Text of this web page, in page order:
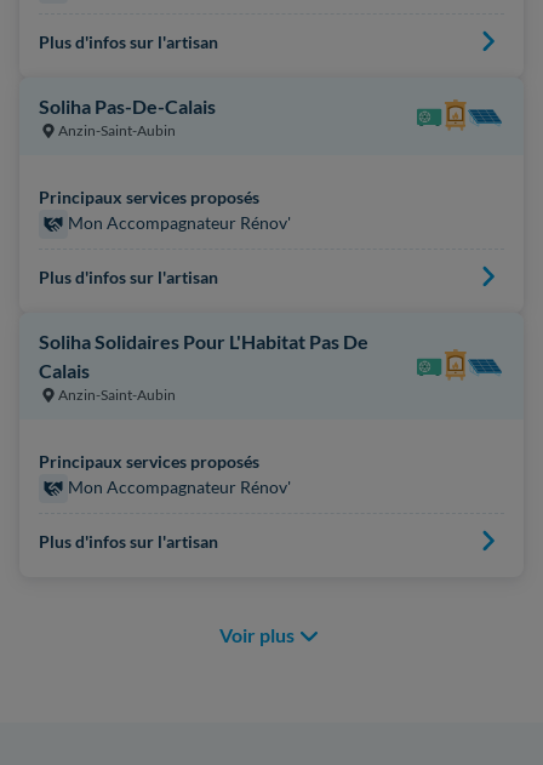
Plus d'infos sur l'artisan
Soliha Pas-De-Calais
Anzin-Saint-Aubin
Principaux services proposés
Mon Accompagnateur Rénov'
Plus d'infos sur l'artisan
Soliha Solidaires Pour L'Habitat Pas De
Calais
Anzin-Saint-Aubin
Principaux services proposés
Mon Accompagnateur Rénov'
Plus d'infos sur l'artisan
Voir plus